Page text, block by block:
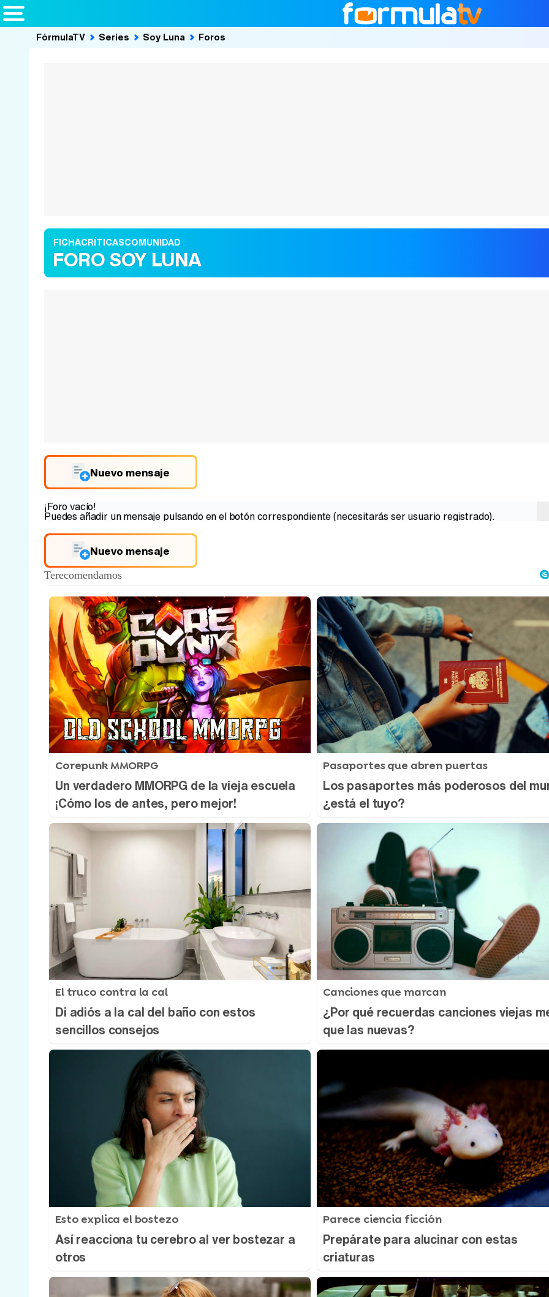
FórmulaTV Series Soy Luna Foros
FICHACRÍTICASCOMUNIDAD
FORO SOY LUNA
Nuevo mensaje
¡Foro vacío!
Puedes añadir un mensaje pulsando en el botón correspondiente (necesitarás ser usuario registrado).
Nuevo mensaje
Corepunk MMORPG
Un verdadero MMORPG de la vieja escuela
¡Cómo los de antes, pero mejor!
Pasaportes que abren puertas
Los pasaportes más poderosos del
¿está el tuyo?
El truco contra la cal
Di adiós a la cal del baño con estos
sencillos consejos
Canciones que marcan
¿Por qué recuerdas canciones viejas
que las nuevas?
Esto explica el bostezo
Así reacciona tu cerebro al ver bostezar a
otros
Parece ciencia ficción
Prepárate para alucinar con estas
criaturas